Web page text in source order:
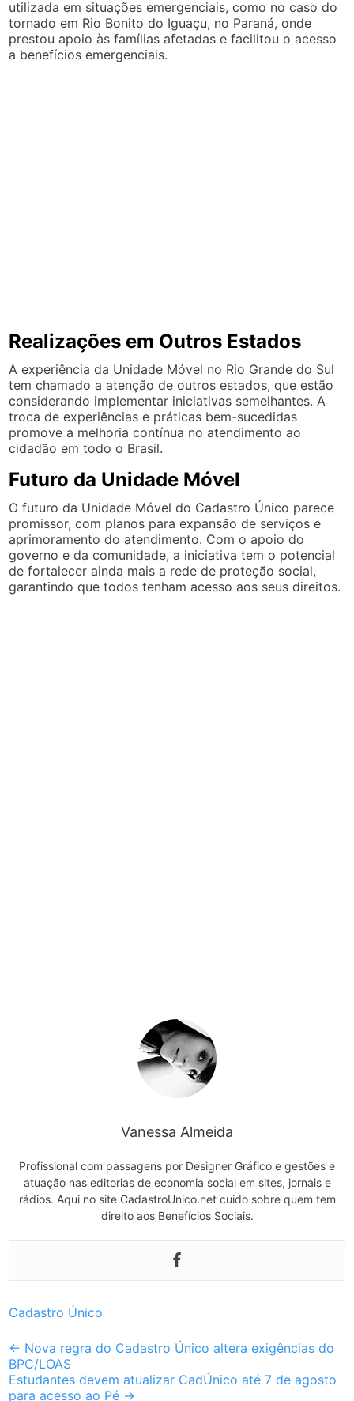
utilizada em situações emergenciais, como no caso do
tornado em Rio Bonito do Iguaçu, no Paraná, onde
prestou apoio às famílias afetadas e facilitou o acesso
a benefícios emergenciais.
Realizações em Outros Estados
A experiência da Unidade Móvel no Rio Grande do Sul
tem chamado a atenção de outros estados, que estão
considerando implementar iniciativas semelhantes. A
troca de experiências e práticas bem-sucedidas
promove a melhoria contínua no atendimento ao
cidadão em todo o Brasil.
Futuro da Unidade Móvel
O futuro da Unidade Móvel do Cadastro Único parece
promissor, com planos para expansão de serviços e
aprimoramento do atendimento. Com o apoio do
governo e da comunidade, a iniciativa tem o potencial
de fortalecer ainda mais a rede de proteção social,
garantindo que todos tenham acesso aos seus direitos.
Vanessa Almeida
Profissional com passagens por Designer Gráfico e gestões e
atuação nas editorias de economia social em sites, jornais e
rádios. Aqui no site CadastroUnico.net cuido sobre quem tem
direito aos Benefícios Sociais.
Cadastro Único
Post
navigation
← Nova regra do Cadastro Único altera exigências do
BPC/LOAS
Estudantes devem atualizar CadÚnico até 7 de agosto
para acesso ao Pé →